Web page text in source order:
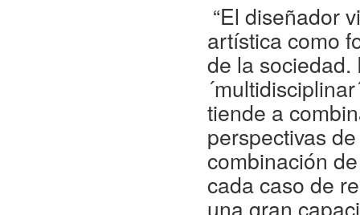
“El diseñador
artística como
de la
tiende a
perspectivas
combinación
cada caso de
una gran